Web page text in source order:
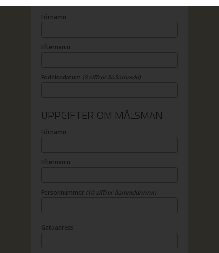
Förnamn
Efternamn
Födelsedatum (8 siffror ååååmmdd)
UPPGIFTER OM MÅLSMAN
Förnamn
Efternamn
Personnummer (10 siffror ååmmddnnnn)
Gatuadress